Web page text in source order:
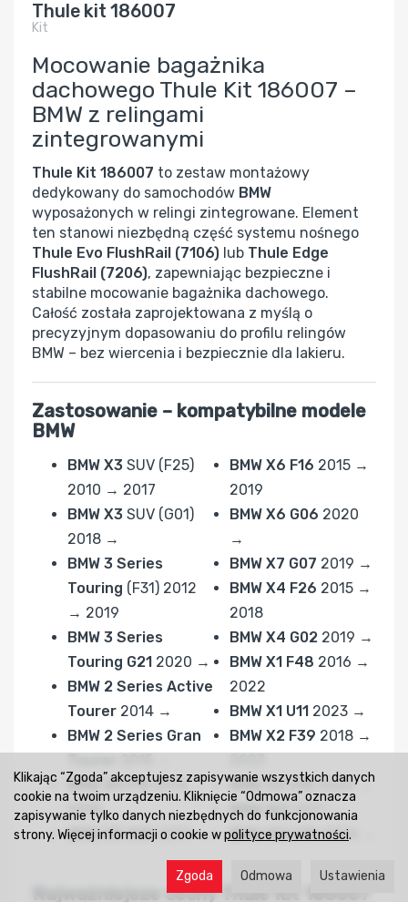
Thule kit 186007
Kit
Mocowanie bagażnika
dachowego Thule Kit 186007 –
BMW z relingami
zintegrowanymi
Thule Kit 186007 to zestaw montażowy
dedykowany do samochodów BMW
wyposażonych w relingi zintegrowane. Element
ten stanowi niezbędną część systemu nośnego
Thule Evo FlushRail (7106) lub Thule Edge
FlushRail (7206), zapewniając bezpieczne i
stabilne mocowanie bagażnika dachowego.
Całość została zaprojektowana z myślą o
precyzyjnym dopasowaniu do profilu relingów
BMW – bez wiercenia i bezpiecznie dla lakieru.
Zastosowanie – kompatybilne modele
BMW
BMW X3 SUV (F25)
2010 → 2017
BMW X3 SUV (G01)
2018 →
BMW 3 Series
Touring (F31) 2012
→ 2019
BMW 3 Series
Touring G21 2020 →
BMW 2 Series Active
Tourer 2014 →
BMW 2 Series Gran
BMW X5 F152014 →
2018
BMW X5 G052019 →
BMW X6 F16 2015 →
2019
BMW X6 G06 2020
→
BMW X7 G07 2019 →
BMW X4 F26 2015 →
2018
BMW X4 G022019 →
BMW X1 F48 2016 →
2022
BMW X1 U112023 →
BMW X2 F39 2018 →
BMW X2 U102024 →
BMW iX32021 →
BMW iX2 U102024 →
Najważniejsze cechy Thule Kit 186007
Klikając “Zgoda” akceptujesz zapisywanie wszystkich danych
cookie na twoim urządzeniu. Kliknięcie “Odmowa” oznacza
zapisywanie tylko danych niezbędnych do funkcjonowania
strony. Więcej informacji o cookie wpolityce prywatności.
Ustawienia
Odmowa
Zgoda